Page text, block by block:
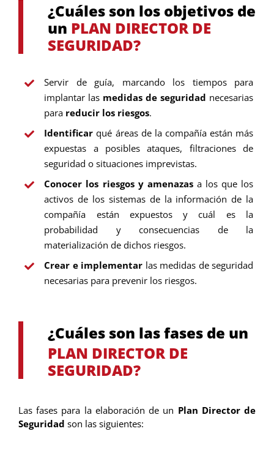
¿Cuáles son los objetivos de
un PLAN DIRECTOR DE
SEGURIDAD?
Servir de guía, marcando los tiempos para
implantar las medidas de seguridad necesarias
para reducir los riesgos.
Identificar qué áreas de la compañía están más
expuestas a posibles ataques, filtraciones de
seguridad o situaciones imprevistas.
Conocer los riesgos y amenazasa los que los
activos de los sistemas de la información de la
compañía están expuestos y cuál es la
probabilidad y consecuencias de la
materialización de dichos riesgos.
Crear e implementar las medidas de seguridad
necesarias para prevenir los riesgos.
¿Cuáles son las fases de un
PLAN DIRECTOR DE
SEGURIDAD?
Las fases para la elaboración de un Plan Director de
Seguridad son las siguientes: